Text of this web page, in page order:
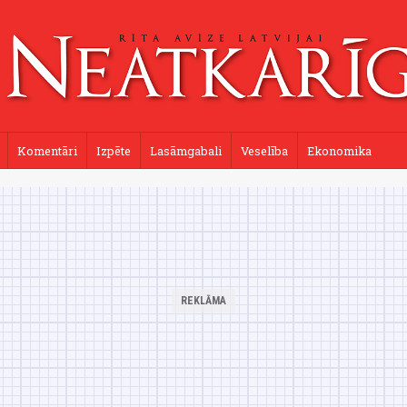
Komentāri Izpēte Lasāmgabali Veselība Ekonomika